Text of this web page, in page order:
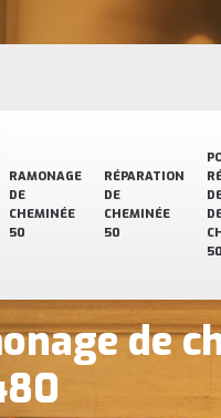
RAMONAGE
DE
CHEMINÉE
50
RÉPARATION
DE
CHEMINÉE
50
50
de